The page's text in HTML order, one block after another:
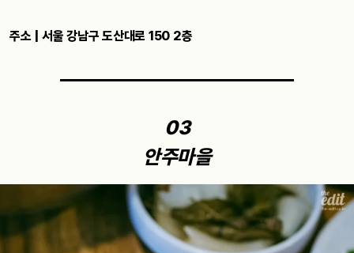
주소 | 서울 강남구 도산대로 150 2층
03
안주마을